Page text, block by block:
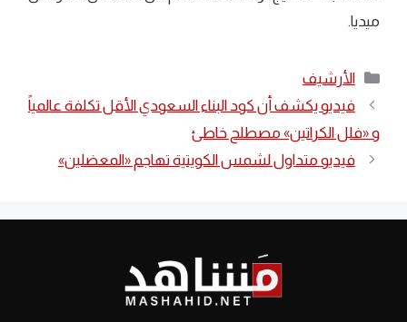
ميديا.
التصنيفات
الأرشيف
فيديو يكشف أن كود البناء السعودي الأقل تكلفة عالمياً
و «‎فلل الكراتين» مصطلح خاطئ
فيديو متداول لشمس الكويتية تهاجم «المعضلين»